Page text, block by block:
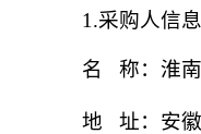
1.采购人信息
名 称：淮
地 址：安